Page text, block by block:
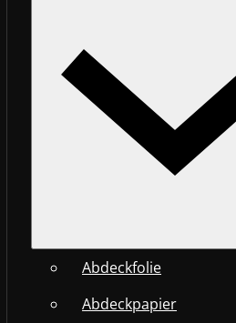
Abdeckfolie
Abdeckpapier